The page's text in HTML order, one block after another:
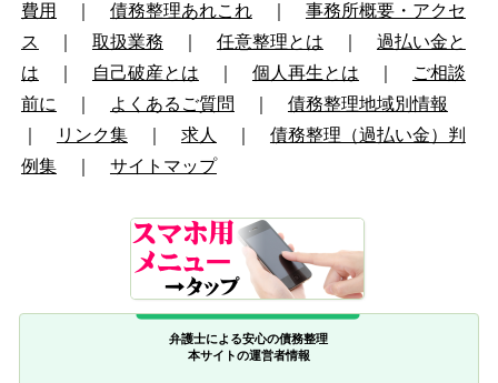
費用
債務整理あれこれ｜ 事務所概要・アクセ
ス
取扱業務 任意整理とは
過払い金と
は
自己破産とは 個人再生とは
ご相談
前に
よくあるご質問
債務整理地域別情報
リンク集｜ 求人
債務整理（過払い金）判
例集｜ サイトマップ
弁護士による安心の債務整理
本サイトの運営者情報